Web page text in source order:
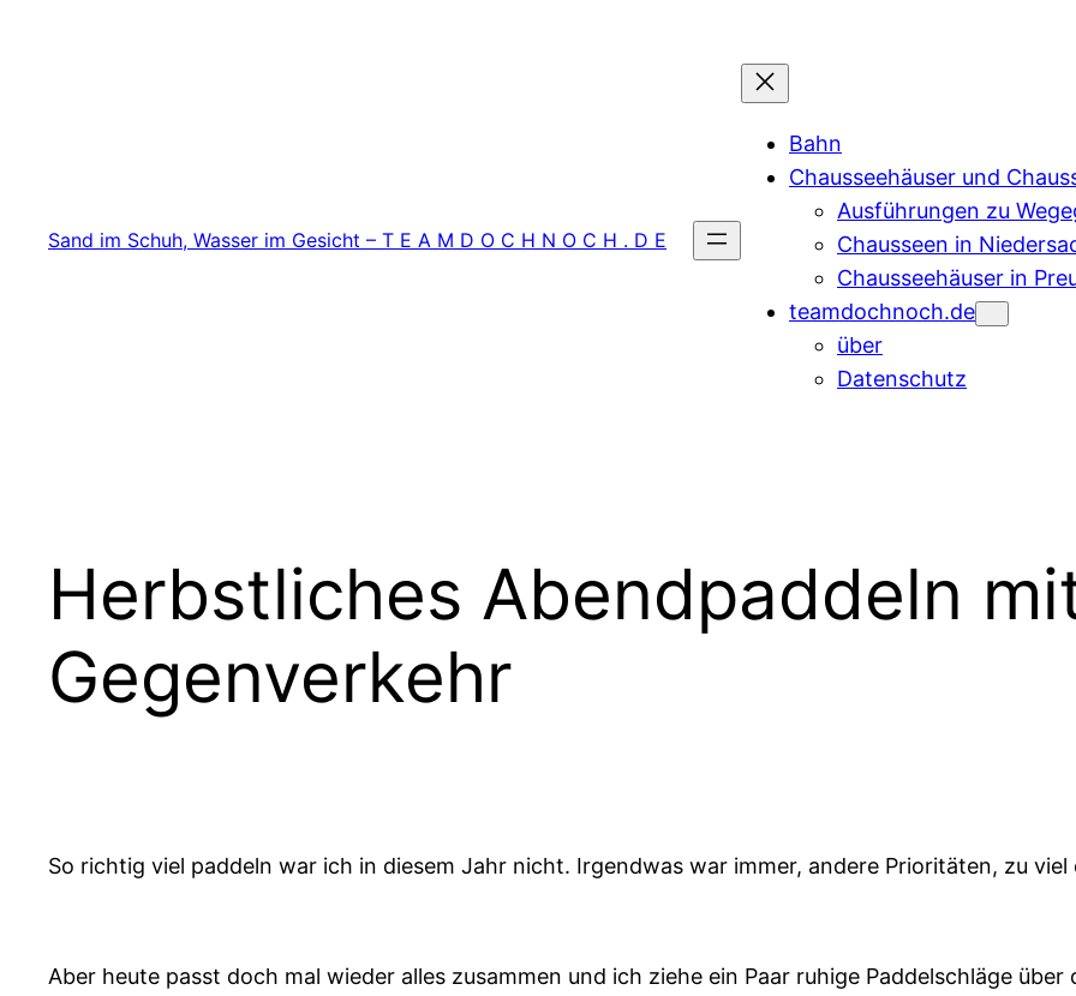
Sand im Schuh, Wasser im Gesicht – T E A M D O C H N O C H . D E
Bahn
Chausseehäuser und
Ausführungen zu
Chausseen in
Chausseehäuser in
teamdochnoch.de
über
Datenschutz
Herbstliches Abendpaddeln
Gegenverkehr
So richtig viel paddeln war ich in diesem Jahr nicht. Irgendwas war immer, andere Prioritäten, zu
Aber heute passt doch mal wieder alles zusammen und ich ziehe ein Paar ruhige Paddelschläge